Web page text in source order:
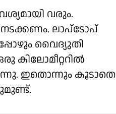
വരും.
ലാപ്ടോപ്
വൈദ്യുതി
കിലോമീറ്ററിൽ
ഇതൊന്നും കൂടാതെ